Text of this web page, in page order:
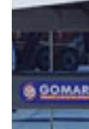
un desnivel notable.
Altura
Altura de trabajo:
Alcance lateral:
Altura